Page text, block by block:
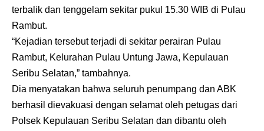
terbalik dan tenggelam sekitar pukul 15.30 WIB di Pulau
Rambut.
“Kejadian tersebut terjadi di sekitar perairan Pulau
Rambut, Kelurahan Pulau Untung Jawa, Kepulauan
Seribu Selatan,” tambahnya.
Dia menyatakan bahwa seluruh penumpang dan ABK
berhasil dievakuasi dengan selamat oleh petugas dari
Polsek Kepulauan Seribu Selatan dan dibantu oleh